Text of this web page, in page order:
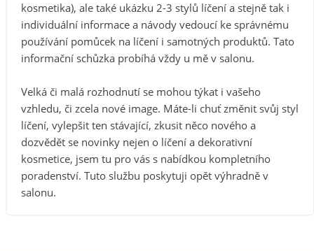
kosmetika), ale také ukázku 2-3 stylů líčení a stejně tak i
individuální informace a návody vedoucí ke správnému
používání pomůcek na líčení i samotných produktů. Tato
informační schůzka probíhá vždy u mě v salonu.
Velká či malá rozhodnutí se mohou týkat i vašeho
vzhledu, či zcela nové image. Máte-li chuť změnit svůj styl
líčení, vylepšit ten stávající, zkusit něco nového a
dozvědět se novinky nejen o líčení a dekorativní
kosmetice, jsem tu pro vás s nabídkou kompletního
poradenství. Tuto službu poskytuji opět výhradně v
salonu.